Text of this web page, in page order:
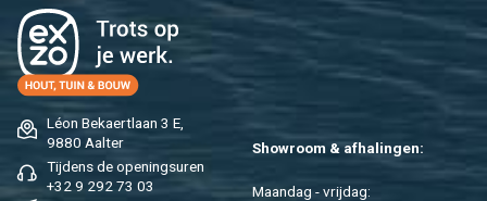
Léon Be­kaert­laan 3 E,
9880 Aal­ter
Tij­dens de ope­nings­uren
+32 9 292 73 03
Show­room & af­ha­lin­gen:
Maan­dag - vrij­dag: